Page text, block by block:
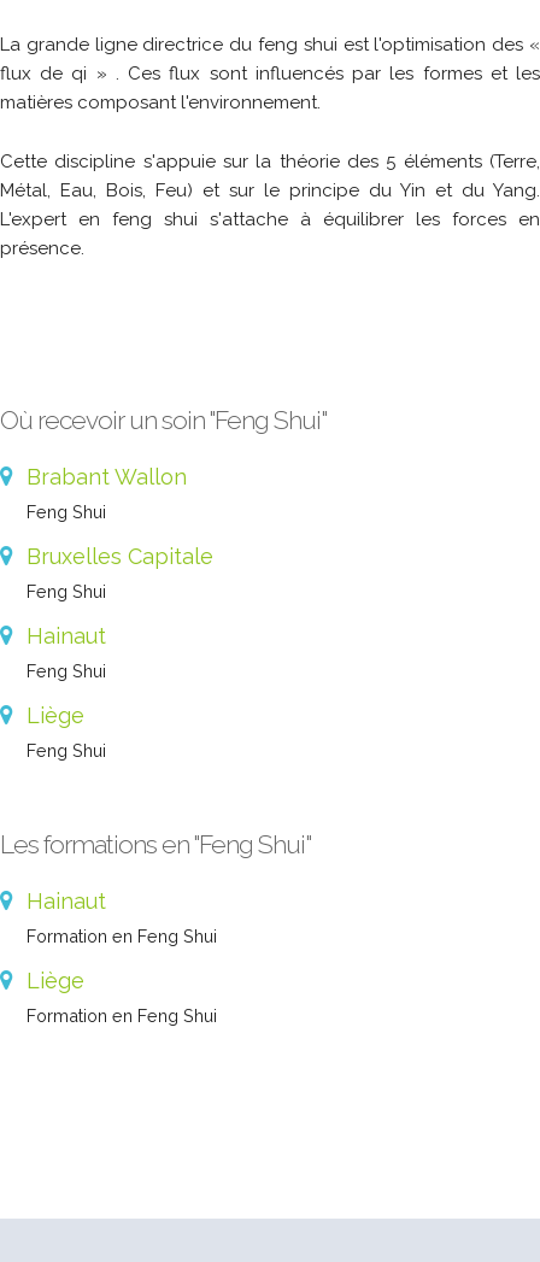
La grande ligne directrice du feng shui est l'optimisation des «
flux de qi » . Ces flux sont influencés par les formes et les
matières composant l'environnement.
Cette discipline s'appuie sur la théorie des 5 éléments (Terre,
Métal, Eau, Bois, Feu) et sur le principe du Yin et du Yang.
L'expert en feng shui s'attache à équilibrer les forces en
présence.
Où recevoir un soin "Feng Shui"
Brabant Wallon
Feng Shui
Bruxelles Capitale
Feng Shui
Hainaut
Feng Shui
Liège
Feng Shui
Les formations en "Feng Shui"
Hainaut
Formation en Feng Shui
Liège
Formation en Feng Shui